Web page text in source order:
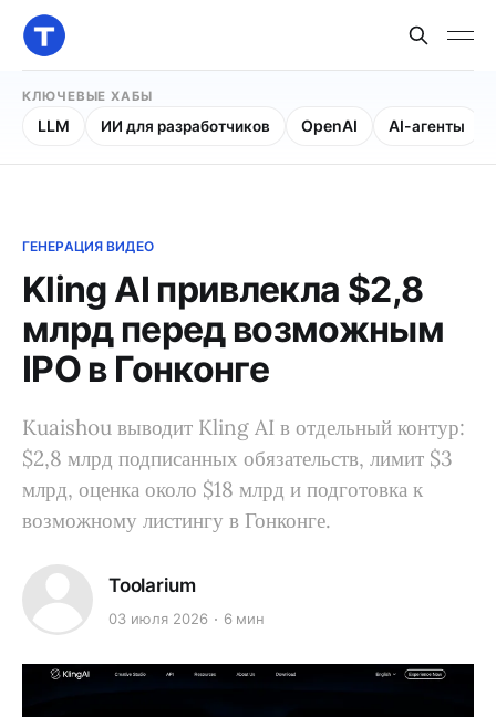
КЛЮЧЕВЫЕ ХАБЫ
LLM ИИ для разработчиков OpenAI AI-агенты
ГЕНЕРАЦИЯ ВИДЕО
Kling AI привлекла $2,8
млрд перед возможным
IPO в Гонконге
Kuaishou выводит Kling AI в отдельный контур:
$2,8 млрд подписанных обязательств, лимит $3
млрд, оценка около $18 млрд и подготовка к
возможному листингу в Гонконге.
Toolarium
03 июля 2026 6 мин